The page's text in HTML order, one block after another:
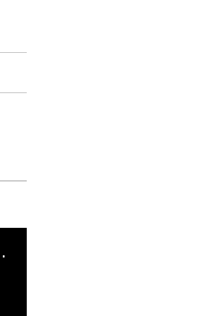
"Subrayado"